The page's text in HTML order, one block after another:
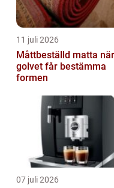
11 juli 2026
Måttbeställd matta när
golvet får bestämma
formen
07 juli 2026